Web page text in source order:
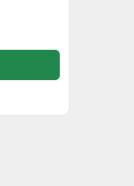
du
un
pare-